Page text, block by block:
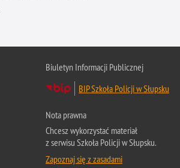
Biuletyn Informacji Publicznej
BIP Szkoła Policji w Słupsku
Nota prawna
Chcesz wykorzystać materiał
z serwisu Szkoła Policji w Słupsku.
Zapoznaj się z zasadami